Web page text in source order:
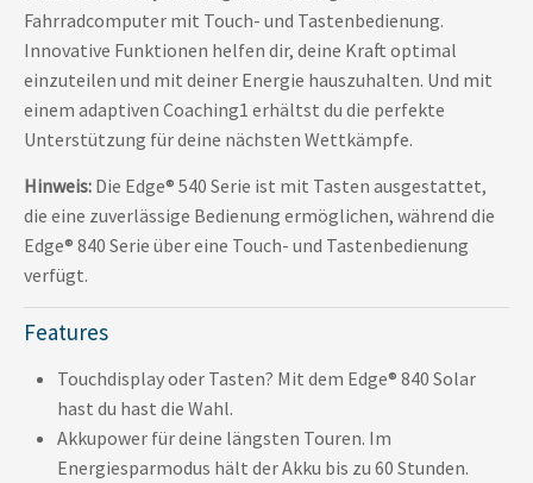
Fahrradcomputer mit Touch- und Tastenbedienung.
Innovative Funktionen helfen dir, deine Kraft optimal
einzuteilen und mit deiner Energie hauszuhalten. Und mit
einem adaptiven Coaching1 erhältst du die perfekte
Unterstützung für deine nächsten Wettkämpfe.
Hinweis: Die Edge® 540 Serie ist mit Tasten ausgestattet,
die eine zuverlässige Bedienung ermöglichen, während die
Edge® 840 Serie über eine Touch- und Tastenbedienung
verfügt.
Features
Touchdisplay oder Tasten? Mit dem Edge® 840 Solar
hast du hast die Wahl.
Akkupower für deine längsten Touren. Im
Energiesparmodus hält der Akku bis zu 60 Stunden.